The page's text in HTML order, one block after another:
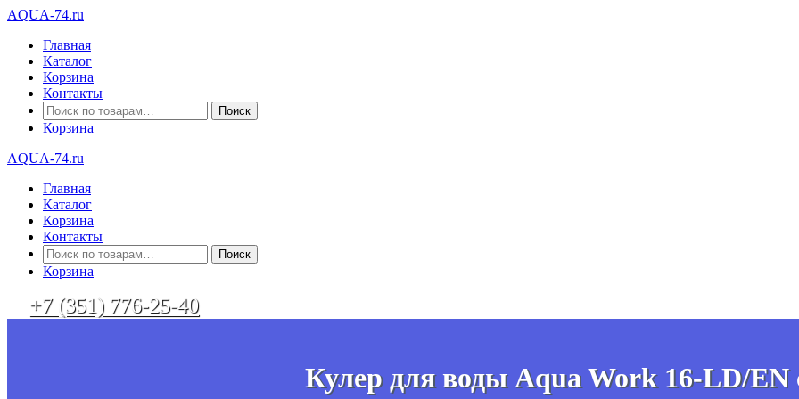
AQUA-74.ru
Главная
Каталог
Корзина
Контакты
Искать:
Корзина
AQUA-74.ru
Главная
Каталог
Корзина
Контакты
Искать:
Корзина
+7 (351) 776-25-40
Кулер для воды Aqua Work 16-LD/EN